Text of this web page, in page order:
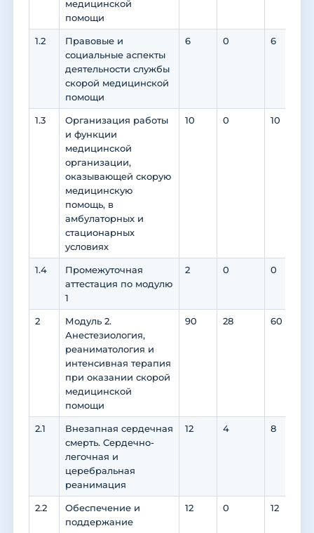
медицинской
помощи
1.2
Правовые и
социальные аспекты
деятельности службы
скорой медицинской
помощи
6 0 6
1.3
Организация работы
и функции
медицинской
организации,
оказывающей скорую
медицинскую
помощь, в
амбулаторных и
стационарных
условиях
10 0 10
1.4
Промежуточная
аттестация по модулю
1
2 0 0
2
Модуль 2.
Анестезиология,
реаниматология и
интенсивная терапия
при оказании скорой
медицинской
помощи
90 28 60
2.1
Внезапная сердечная
смерть. Сердечно-
легочная и
церебральная
реанимация
12 4 8
2.2
Обеспечение и
поддержание
12 0 12